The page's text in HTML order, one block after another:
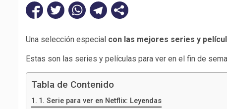
Una selección especial con las mejores series y
Estas son las series y películas para ver en el fin de
Tabla de Contenido
1. Serie para ver en Netflix: Leyendas